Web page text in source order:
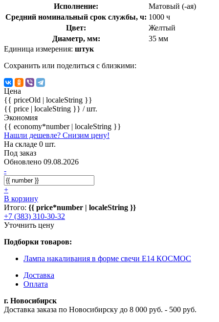
Исполнение:
Матовый (-ая)
Средний номинальный срок службы, ч: 1000 ч
Цвет:
Желтый
Диаметр, мм:
35 мм
Единица измерения: штук
Сохранить или поделиться с близкими:
Цена
{{ priceOld | localeString }}
{{ price | localeString }} / шт.
Экономия
{{ economy*number | localeString }}
Нашли дешевле? Снизим цену!
На складе 0 шт.
Под заказ
Обновлено 09.08.2026
-
+
В корзину
Итого: {{ price*number | localeString }}
+7 (383) 310-30-32
Уточнить цену
Подборки товаров:
Лампа накаливания в форме свечи E14 КОСМОС
Доставка
Оплата
г. Новосибирск
Доставка заказа по Новосибирску до 8 000 руб. - 500 руб.